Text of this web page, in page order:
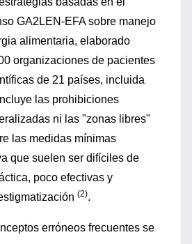
GA2LEN-EFA sobre manejo
alimentaria, elaborado
organizaciones de pacientes
de 21 países, incluida
las prohibiciones
ni las "zonas libres"
las medidas mínimas
que suelen ser difíciles de
poco efectivas y
(2).
erróneos frecuentes se